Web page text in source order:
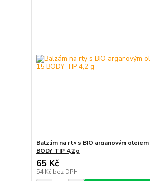
Balzám na rty s BIO arganovým olejem
BODY TIP 4,2 g
65 Kč
54 Kč bez DPH